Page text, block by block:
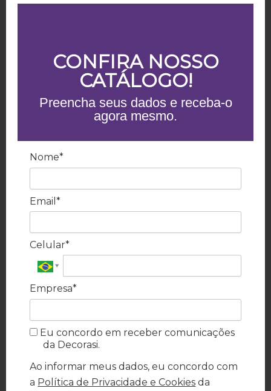
CONFIRA NOSSO
CATÁLOGO!
Preencha seus dados e receba-o
agora mesmo.
Nome*
Email*
Celular*
Empresa*
Eu concordo em receber comunicações
da Decorasi.
Ao informar meus dados, eu concordo com
a Política de Privacidade e Cookies da